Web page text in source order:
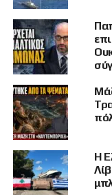
από άτομα με
γυαλιά.
🇦🇱 Update:
Zvernec
According
security
protester
against
Η